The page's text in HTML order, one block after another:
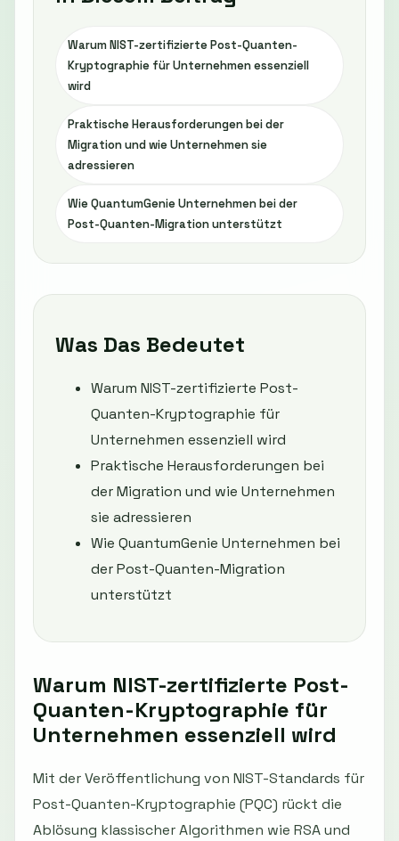
Warum NIST-zertifizierte Post-Quanten-
Kryptographie für Unternehmen essenziell
wird
Praktische Herausforderungen bei der
Migration und wie Unternehmen sie
adressieren
Wie QuantumGenie Unternehmen bei der
Post-Quanten-Migration unterstützt
Was Das Bedeutet
Warum NIST-zertifizierte Post-
Quanten-Kryptographie für
Unternehmen essenziell wird
Praktische Herausforderungen bei
der Migration und wie Unternehmen
sie adressieren
Wie QuantumGenie Unternehmen bei
der Post-Quanten-Migration
unterstützt
Warum NIST-zertifizierte Post-
Quanten-Kryptographie für
Unternehmen essenziell wird
Mit der Veröffentlichung von NIST-Standards für
Post-Quanten-Kryptographie (PQC) rückt die
Ablösung klassischer Algorithmen wie RSA und